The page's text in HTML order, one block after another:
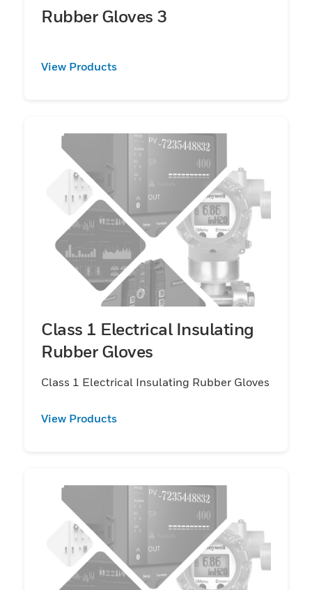
Rubber Gloves 3
View Products
Class 1 Electrical Insulating
Rubber Gloves
Class 1 Electrical Insulating Rubber Gloves
View Products